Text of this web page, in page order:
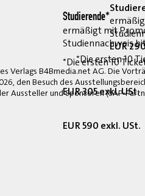
Studierende*
ermäßigt mit
Studiennachweis
*Die ersten 10
EUR 305 exkl. USt.
EUR 590 exkl. USt.
EUR
*Die ersten 10
Verlags B4Bmedia.net AG. Die
den Besuch des
Aussteller und Sponsoren (SAP-